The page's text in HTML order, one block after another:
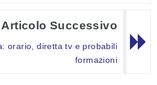
Articolo Successivo
orario, diretta tv e probabili
formazioni